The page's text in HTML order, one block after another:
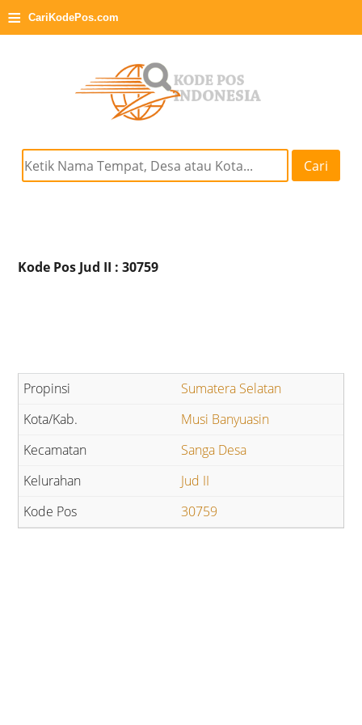
≡ CariKodePos.com
Cari
Kode Pos Jud II : 30759
Sumatera Selatan
Musi Banyuasin
Sanga Desa
Jud II
30759